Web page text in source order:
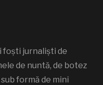
foști jurnaliști de
de nuntă, de botez
formă de mini